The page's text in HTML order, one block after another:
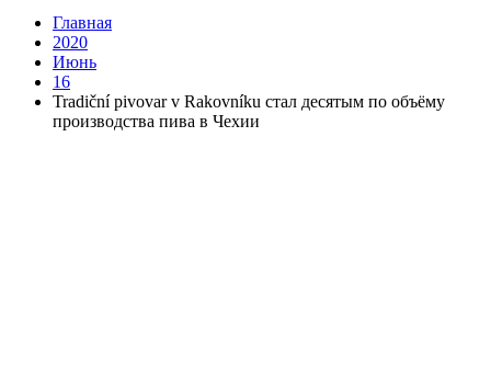
Главная
2020
Июнь
16
Tradiční pivovar v Rakovníku стал десятым по объёму
производства пива в Чехии